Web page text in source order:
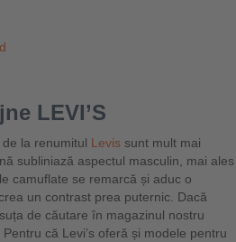
LEVI’S
la renumitul Levis sunt mult mai
subliniază aspectul masculin, mai ales
camuflate se remarcă și aduc o
un contrast prea puternic. Dacă
de căutare în magazinul nostru
că Levi’s oferă și modele pentru